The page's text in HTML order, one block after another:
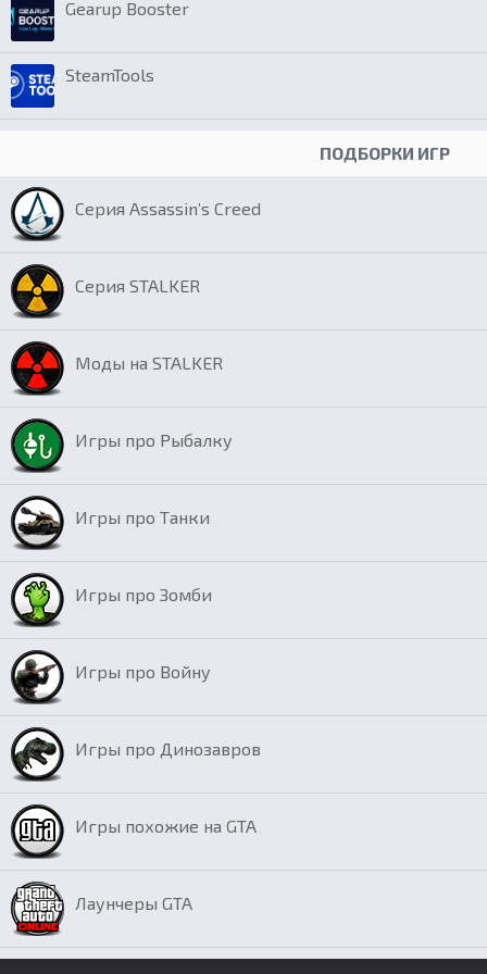
Gearup Booster
SteamTools
ПОДБОРКИ ИГР
Серия Assassin’s Creed
Серия STALKER
Моды на STALKER
Игры про Рыбалку
Игры про Танки
Игры про Зомби
Игры про Войну
Игры про Динозавров
Игры похожие на GTA
Лаунчеры GTA